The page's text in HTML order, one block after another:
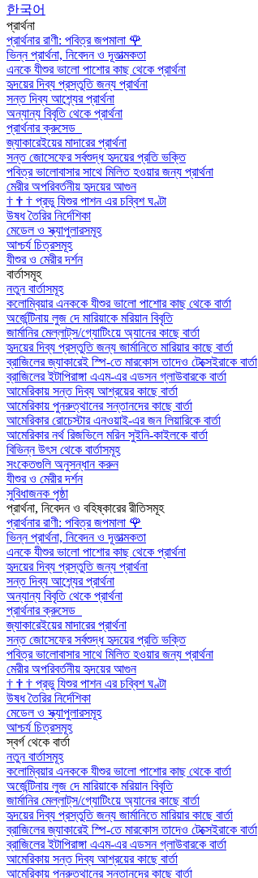
한국어
প্রার্থনা
প্রার্থনার রাণী: পবিত্র জপমালা 🌹
ভিন্ন প্রার্থনা, নিবেদন ও দূতাত্মকতা
এনকে যীশুর ভালো পাশোর কাছ থেকে প্রার্থনা
হৃদয়ের দিব্য প্রস্তুতি জন্য প্রার্থনা
সন্ত দিব্য আশ্র্যের প্রার্থনা
অন্যান্য বিবৃতি থেকে প্রার্থনা
প্রার্থনার ক্রুসেড
জ্যাকারেইয়ের মাদারের প্রার্থনা
সন্ত জোসেফের সর্বশুদ্ধ হৃদয়ের প্রতি ভক্তি
পবিত্র ভালোবাসার সাথে মিলিত হওয়ার জন্য প্রার্থনা
মেরীর অপরিবর্তনীয় হৃদয়ের আগুন
† † † প্রভু যিশুর পাশন এর চব্বিশ ঘণ্টা
উষধ তৈরির নির্দেশিকা
মেডেল ও স্ক্যাপুলারসমূহ
আশ্চর্য চিত্রসমূহ
যীশুর ও মেরীর দর্শন
বার্তাসমূহ
নতুন বার্তাসমূহ
কলোম্বিয়ার এনককে যীশুর ভালো পাশোর কাছ থেকে বার্তা
অর্জেন্টিনায় লুজ দে মারিয়াকে মরিয়ান বিবৃতি
জার্মানির মেল্লাট্‌স/গ্যোটিংয়ে অ্যানের কাছে বার্তা
হৃদয়ের দিব্য প্রস্তুতি জন্য জার্মানিতে মারিয়ার কাছে বার্তা
ব্রাজিলের জ্যাকারেই স্পি-তে মারকোস তাদেও টেক্সেইরাকে বার্তা
ব্রাজিলের ইটাপিরাঙ্গা এএম-এর এডসন গ্লাউবারকে বার্তা
আমেরিকায় সন্ত দিব্য আশ্রয়ের কাছে বার্তা
আমেরিকায় পুনরুত্থানের সন্তানদের কাছে বার্তা
আমেরিকার রোচেস্টার এনওয়াই-এর জন লিয়ারিকে বার্তা
আমেরিকার নর্থ রিজভিলে মরিন সুইনি-কাইলকে বার্তা
বিভিন্ন উৎস থেকে বার্তাসমূহ
সংকেতগুলি অনুসন্ধান করুন
যীশুর ও মেরীর দর্শন
সুবিধাজনক পৃষ্ঠা
প্রার্থনা, নিবেদন ও বহিষ্কারের রীতিসমূহ
প্রার্থনার রাণী: পবিত্র জপমালা 🌹
ভিন্ন প্রার্থনা, নিবেদন ও দূতাত্মকতা
এনকে যীশুর ভালো পাশোর কাছ থেকে প্রার্থনা
হৃদয়ের দিব্য প্রস্তুতি জন্য প্রার্থনা
সন্ত দিব্য আশ্র্যের প্রার্থনা
অন্যান্য বিবৃতি থেকে প্রার্থনা
প্রার্থনার ক্রুসেড
জ্যাকারেইয়ের মাদারের প্রার্থনা
সন্ত জোসেফের সর্বশুদ্ধ হৃদয়ের প্রতি ভক্তি
পবিত্র ভালোবাসার সাথে মিলিত হওয়ার জন্য প্রার্থনা
মেরীর অপরিবর্তনীয় হৃদয়ের আগুন
† † † প্রভু যিশুর পাশন এর চব্বিশ ঘণ্টা
উষধ তৈরির নির্দেশিকা
মেডেল ও স্ক্যাপুলারসমূহ
আশ্চর্য চিত্রসমূহ
স্বর্গ থেকে বার্তা
নতুন বার্তাসমূহ
কলোম্বিয়ার এনককে যীশুর ভালো পাশোর কাছ থেকে বার্তা
অর্জেন্টিনায় লুজ দে মারিয়াকে মরিয়ান বিবৃতি
জার্মানির মেল্লাট্‌স/গ্যোটিংয়ে অ্যানের কাছে বার্তা
হৃদয়ের দিব্য প্রস্তুতি জন্য জার্মানিতে মারিয়ার কাছে বার্তা
ব্রাজিলের জ্যাকারেই স্পি-তে মারকোস তাদেও টেক্সেইরাকে বার্তা
ব্রাজিলের ইটাপিরাঙ্গা এএম-এর এডসন গ্লাউবারকে বার্তা
আমেরিকায় সন্ত দিব্য আশ্রয়ের কাছে বার্তা
আমেরিকায় পুনরুত্থানের সন্তানদের কাছে বার্তা